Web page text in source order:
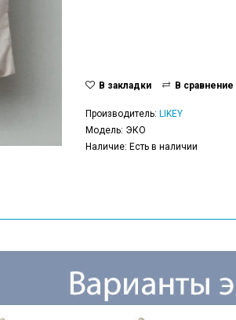
В закладки В сравнение
Производитель: LIKEY
Модель: ЭКО
Наличие: Есть в наличии